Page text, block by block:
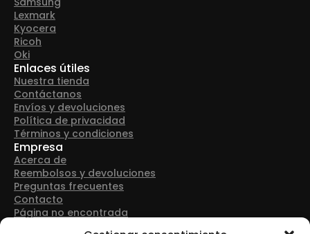
Lexmark
Kyocera
Ricoh
Oki
Enlaces útiles
Nuestra tienda
Contáctanos
Envíos y devoluciones
Política de privacidad
Términos y condiciones
Empresa
Acerca de
Reembolsos y devoluciones
Preguntas frecuentes
Contacto
Página no encontrada